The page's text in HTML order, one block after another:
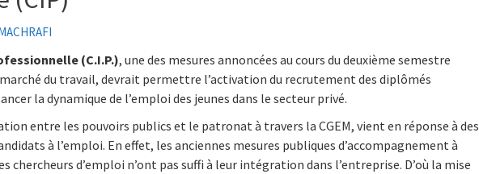
(C.I.P.), une des mesures annoncées au cours du deuxième semestre
marché du travail, devrait permettre l’activation du recrutement des diplômés
la dynamique de l’emploi des jeunes dans le secteur privé.
entre les pouvoirs publics et le patronat à travers la CGEM, vient en réponse à des
à l’emploi. En effet, les anciennes mesures publiques d’accompagnement à
chercheurs d’emploi n’ont pas suffi à leur intégration dans l’entreprise. D’où la mise